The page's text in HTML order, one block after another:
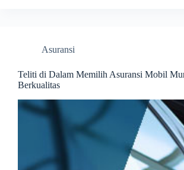
Asuransi
Teliti di Dalam Memilih Asuransi Mobil
Berkualitas